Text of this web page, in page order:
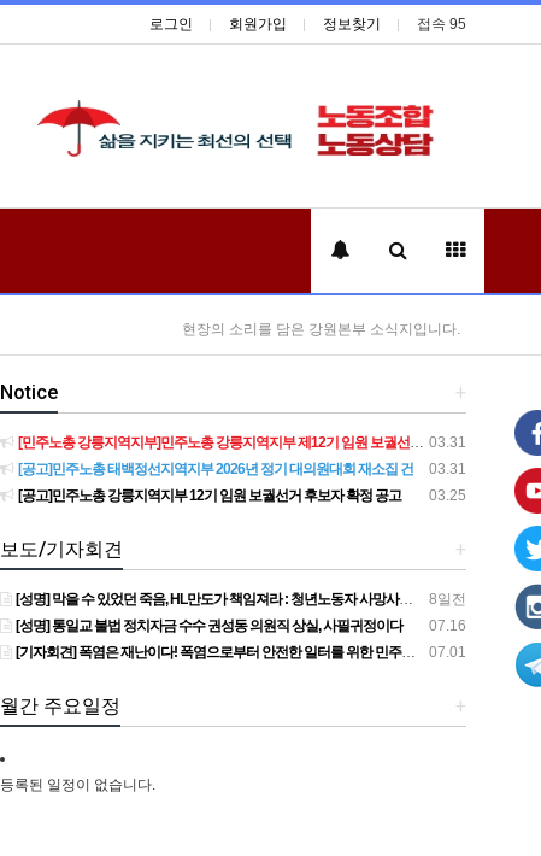
로그인 회원가입 정보찾기 접속 95
현장의 소리를 담은 강원본부 소식지입니다.
+
Notice
03.31
[민주노총 강릉지역지부]민주노총 강릉지역지부 제12기 임원 보궐선거결과 공고
03.31
[공고]민주노총 태백정선지역지부 2026년 정기 대의원대회 재소집 건
03.25
[공고]민주노총 강릉지역지부 12기 임원 보궐선거 후보자 확정 공고
+
보도/기자회견
8일전
[성명] 막을 수 있었던 죽음, HL만도가 책임져라 : 청년노동자 사망사고의 철저한 진상규명과 재발방지 대책 마련하라
07.16
[성명] 통일교 불법 정치자금 수수 권성동 의원직 상실, 사필귀정이다
07.01
[기자회견] 폭염은 재난이다! 폭염으로부터 안전한 일터를 위한 민주노총 강원지역본부 폭염감시단 선포 기자회견
+
월간 주요일정
등록된 일정이 없습니다.